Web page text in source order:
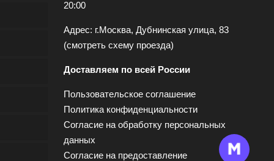
20:00
Адрес: г.Москва, Дубнинская улица, 83
(смотреть схему проезда)
Доставляем по всей России
Пользовательское соглашение
Политика конфиденциальности
Согласие на обработку персональных
данных
Согласие на предоставление